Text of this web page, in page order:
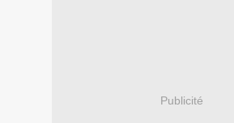
Publicité